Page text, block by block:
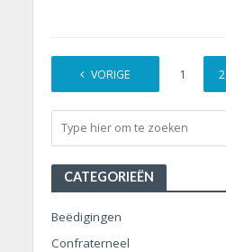
VORIGE 1 2
CATEGORIEËN
Beëdigingen
Confraterneel